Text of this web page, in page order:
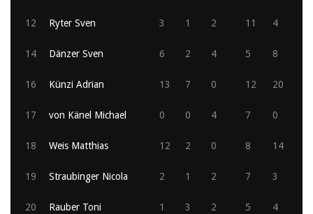
12 Ryter Sven 3 1 2 11 4
14 Dänzer Sven 6 2 4 5 8
16 Künzi Adrian 13 7 0 12 20
17 von Känel Michael 0 0 4 7 0
18 Weis Matthias 12 2 0 8 14
19 Straubinger Nicola 2 1 2 7 3
20 Rauber Toni 1 3 2 5 4